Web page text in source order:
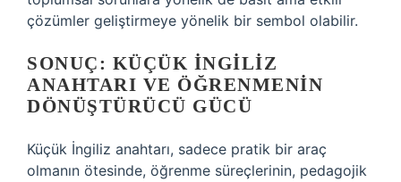
çözümler geliştirmeye yönelik bir sembol olabilir.
SONUÇ: KÜÇÜK İNGILIZ
ANAHTARI VE ÖĞRENMENIN
DÖNÜŞTÜRÜCÜ GÜCÜ
Küçük İngiliz anahtarı, sadece pratik bir araç
olmanın ötesinde, öğrenme süreçlerinin, pedagojik